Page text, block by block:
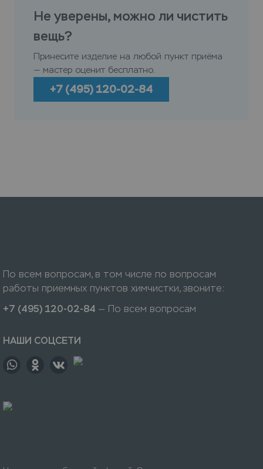
Не уверены, можно ли чистить
вещь?
Принесите изделие на любой пункт приёма
— мастер оценит бесплатно.
+7 (495) 120-02-84
По всем вопросам, в том числе по вопросам
работы приемных пунктов химчистки, звоните:
+7 (495) 120-02-84 — По всем вопросам
НАШИ СОЦСЕТИ